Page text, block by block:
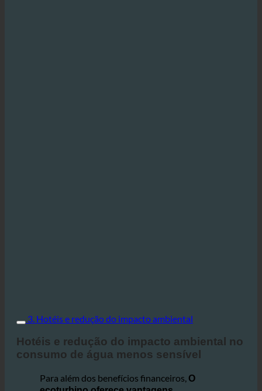
3. Hotéis e redução do impacto ambiental
consumo de água menos sensível